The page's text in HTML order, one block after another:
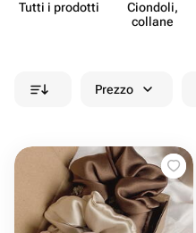
Tutti i prodotti
Ciondoli,
collane
Prezzo